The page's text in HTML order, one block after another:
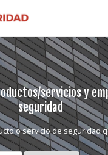
servicios y
seguridad
o servicio de seguridad